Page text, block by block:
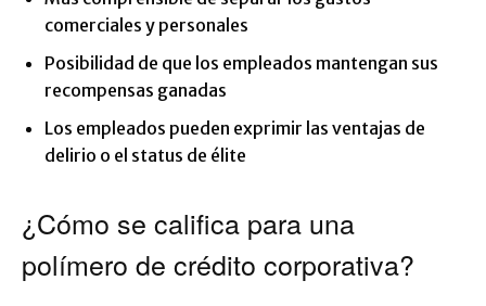
comerciales y personales
Posibilidad de que los empleados mantengan sus
recompensas ganadas
Los empleados pueden exprimir las ventajas de
delirio o el status de élite
¿Cómo se califica para una
polímero de crédito corporativa?